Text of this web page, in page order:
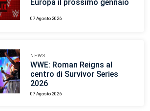
Europa il prossimo gennaio
07 Agosto 2026
NEWS
WWE: Roman Reigns al
centro di Survivor Series
2026
07 Agosto 2026